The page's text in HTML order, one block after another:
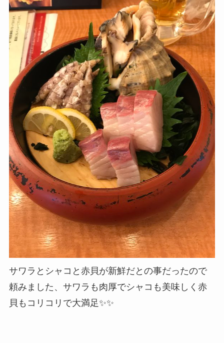
サワラとシャコと赤貝が新鮮だとの事だったので
頼みました、サワラも肉厚でシャコも美味しく赤
貝もコリコリで大満足✨✨